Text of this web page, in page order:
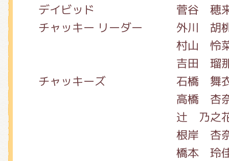
デイビッド 菅谷 穂来
チャッキー リーダー 外川 胡
村山 怜
吉田 瑠
チャッキーズ 石橋 舞
高橋 杏
辻 乃之
根岸 杏
橋本 玲
くまのがっこう 家庭科部